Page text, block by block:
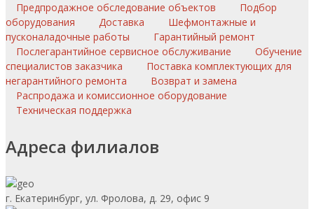
Предпродажное обследование объектов
Подбор
оборудования
Доставка
Шефмонтажные и
пусконаладочные работы
Гарантийный ремонт
Послегарантийное сервисное обслуживание
Обучение
специалистов заказчика
Поставка комплектующих для
негарантийного ремонта
Возврат и замена
Распродажа и комиссионное оборудование
Техническая поддержка
Адреса филиалов
г. Екатеринбург, ул. Фролова, д. 29, офис 9